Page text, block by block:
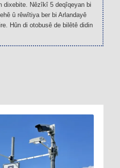
dixebite. Nêzîkî 5 deqîqeyan bi
û rêwîtiya ber bi Arlandayê
Hûn di otobusê de bilêtê didin.